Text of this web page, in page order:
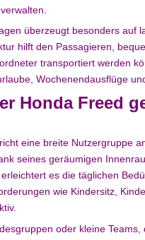
überzeugt besonders auf
hilft den Passagieren,
transportiert werden
Wochenendausflüge
Honda Freed
eine breite Nutzergruppe
seines geräumigen
es die täglichen
wie Kindersitz,
oder kleine